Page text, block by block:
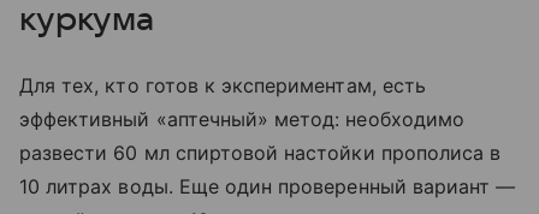
куркума
Для тех, кто готов к экспериментам, есть
эффективный «аптечный» метод: необходимо
развести 60 мл спиртовой настойки прополиса в
10 литрах воды. Еще один проверенный вариант —